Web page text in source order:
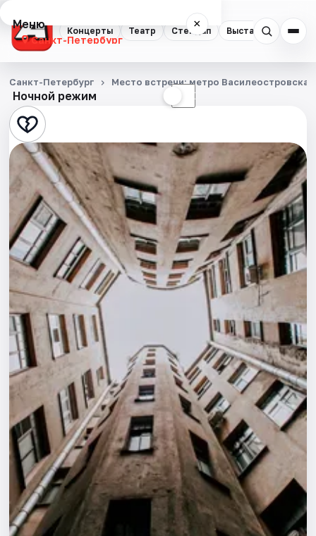
Концерты Театр Стендап Выставки
Меню ×
Санкт-Петербург
Концерты
Театр
Стендап
Выставки
Квесты
Экскурсии
Спорт
События
Города
Площадки
Артисты
Рейтинги
Ночной режим ☾
Санкт-Петербург Место встречи: метро